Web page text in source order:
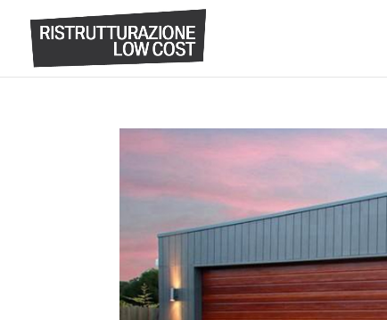
Questo sito utilizza i cookie per migliorare servizi